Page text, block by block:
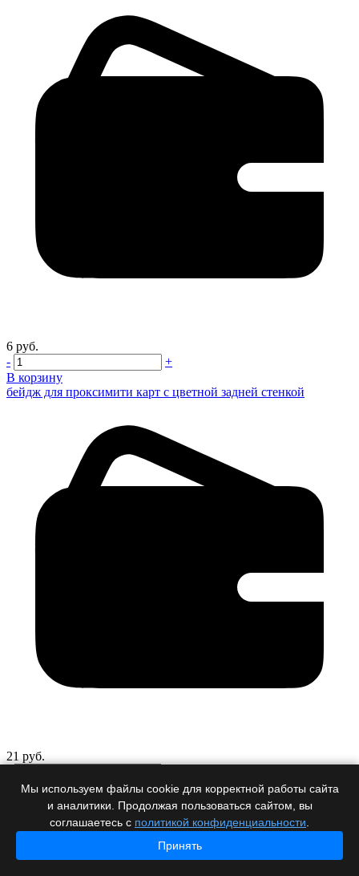
6 руб.
-
+
В корзину
бейдж для проксимити карт с цветной задней стенкой
21 руб.
В корзину
Бейдж вертикальный стандартного размера (прозрачный)
Мы используем файлы cookie для корректной работы сайта
и аналитики. Продолжая пользоваться сайтом, вы
соглашаетесь с политикой конфиденциальности
Принять